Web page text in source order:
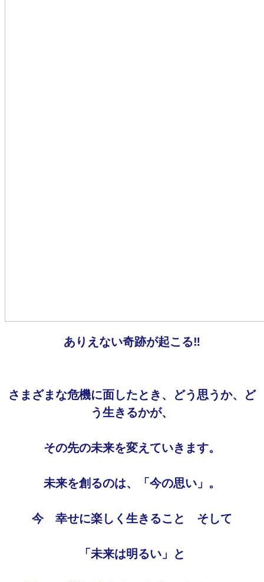
ありえない奇跡が起こる‼
さまざまな危機に面したとき、どう思うか、ど
う生きるかが、
その先の未来を変えていきます。
未来を創るのは、「今の思い」。
今 幸せに楽しく生きること そして
「未来は明るい」と